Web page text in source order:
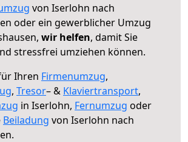
von Iserlohn nach
oder ein gewerblicher Umzug
wir helfen, damit Sie
stressfrei umziehen können.
Ihren Firmenumzug,
, Tresor– & Klaviertransport,
in Iserlohn, Fernumzug oder
Beiladung von Iserlohn nach